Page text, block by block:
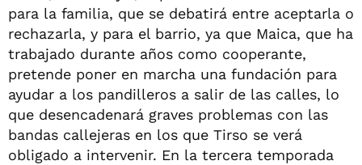
para la familia, que se debatirá entre aceptarla o
rechazarla, y para el barrio, ya que Maica, que ha
trabajado durante años como cooperante,
pretende poner en marcha una fundación para
ayudar a los pandilleros a salir de las calles, lo
que desencadenará graves problemas con las
bandas callejeras en los que Tirso se verá
obligado a intervenir. En la tercera temporada